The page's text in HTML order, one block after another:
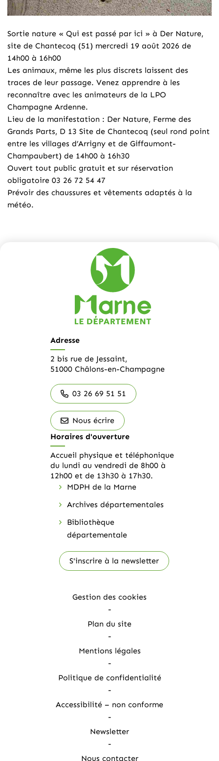
Sortie nature « Qui est passé par ici » à Der Nature,
site de Chantecoq (51) mercredi 19 août 2026 de
14h00 à 16h00
Les animaux, même les plus discrets laissent des
traces de leur passage. Venez apprendre à les
reconnaître avec les animateurs de la LPO
Champagne Ardenne.
Lieu de la manifestation : Der Nature, Ferme des
Grands Parts, D 13 Site de Chantecoq (seul rond point
entre les villages d’Arrigny et de Giffaumont-
Champaubert) de 14h00 à 16h30
Ouvert tout public gratuit et sur réservation
obligatoire 03 26 72 54 47
Prévoir des chaussures et vêtements adaptés à la
météo.
Adresse
2 bis rue de Jessaint,
51000 Châlons-en-Champagne
03 26 69 51 51
Nous écrire
Horaires d'ouverture
Accueil physique et téléphonique
du lundi au vendredi de 8h00 à
12h00 et de 13h30 à 17h30.
MDPH de la Marne
Archives départementales
Bibliothèque
départementale
S'inscrire à la newsletter
Gestion des cookies
Plan du site
Mentions légales
Politique de confidentialité
Accessibilité – non conforme
Newsletter
Nous contacter